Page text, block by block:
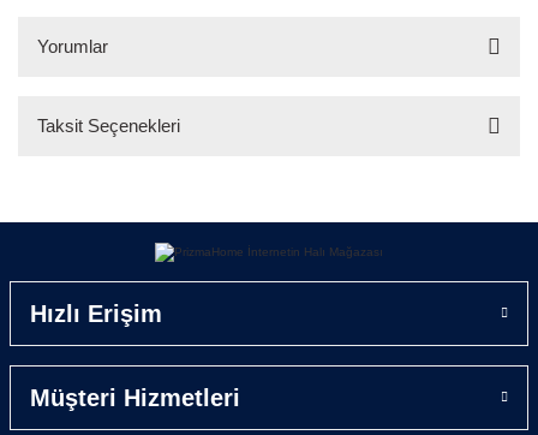
Yorumlar
Yorum Yaz
Taksit Seçenekleri
Hızlı Erişim
Müşteri Hizmetleri